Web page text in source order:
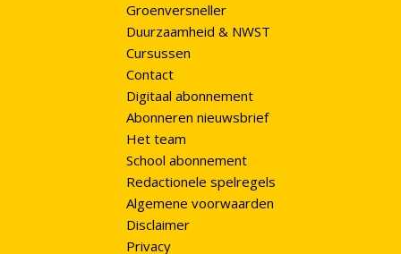
Groenversneller
Duurzaamheid & NWST
Cursussen
Contact
Digitaal abonnement
Abonneren nieuwsbrief
Het team
School abonnement
Redactionele spelregels
Algemene voorwaarden
Disclaimer
Privacy